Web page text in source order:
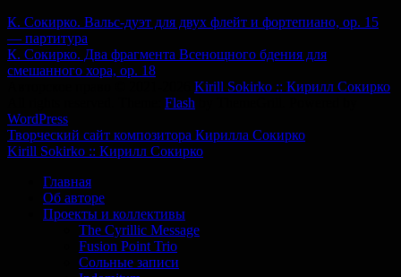
Навигация
по
записям
К. Сокирко. Вальс-дуэт для двух флейт и фортепиано, op. 15
— партитура
К. Сокирко. Два фрагмента Всенощного бдения для
смешанного хора, op. 18
Kirill Sokirko :: Кирилл Сокирко
Flash
WordPress
Творческий сайт композитора Кирилла Сокирко
Kirill Sokirko :: Кирилл Сокирко
Главная
Об авторе
Проекты и коллективы
The Cyrillic Message
Fusion Point Trio
Сольные записи